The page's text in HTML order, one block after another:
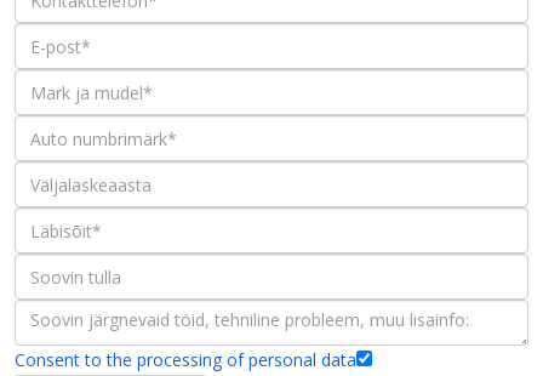
Consent to the processing of personal data